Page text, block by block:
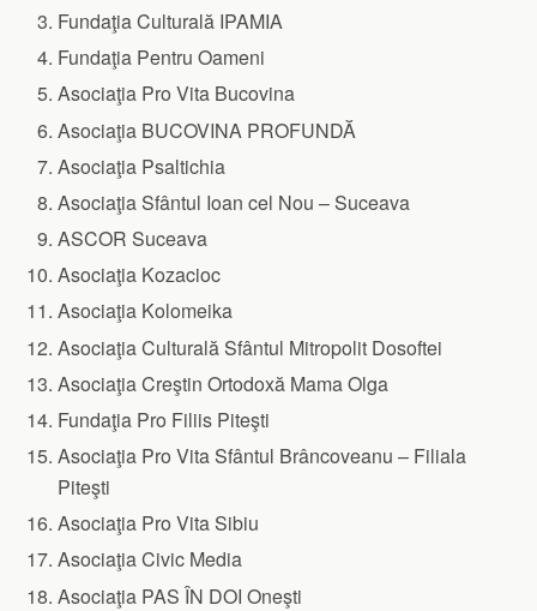
Fundaţia Culturală IPAMIA
Fundaţia Pentru Oameni
Asociaţia Pro Vita Bucovina
Asociaţia BUCOVINA PROFUNDĂ
Asociaţia Psaltichia
Asociaţia Sfântul Ioan cel Nou – Suceava
ASCOR Suceava
Asociaţia Kozacioc
Asociaţia Kolomeika
Asociaţia Culturală Sfântul Mitropolit Dosoftei
Asociaţia Creştin Ortodoxă Mama Olga
Fundaţia Pro Filiis Piteşti
Asociaţia Pro Vita Sfântul Brâncoveanu – Filiala
Piteşti
Asociaţia Pro Vita Sibiu
Asociaţia Civic Media
Asociaţia PAS ÎN DOI Oneşti